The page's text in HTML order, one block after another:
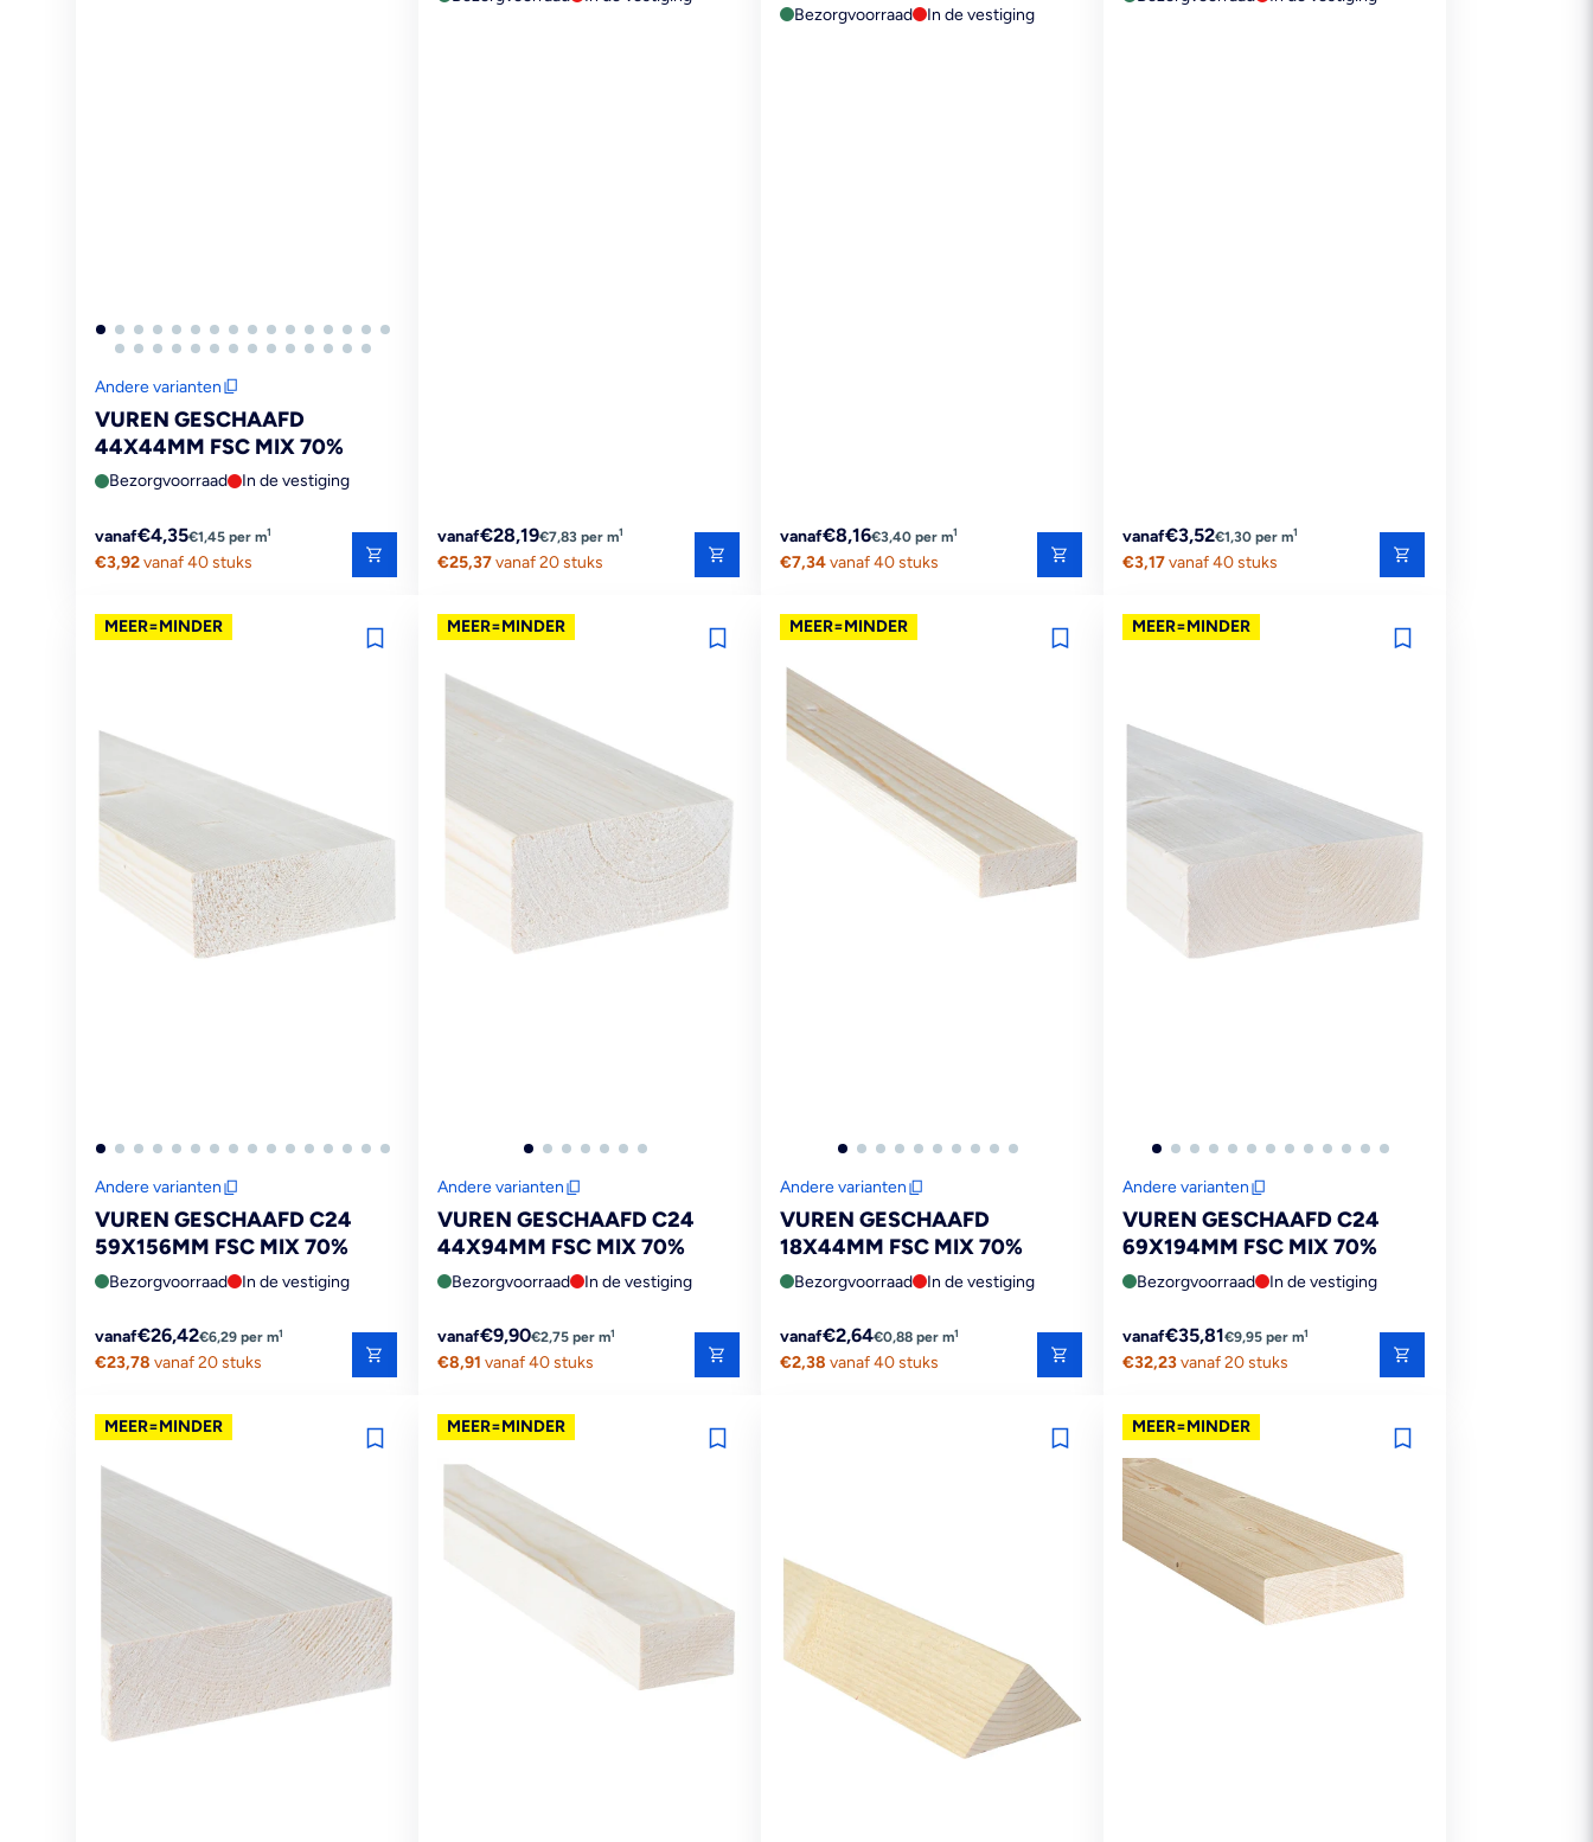
Andere varianten
VUREN GESCHAAFD
44X44MM FSC MIX 70%
Bezorgvoorraad In de vestiging
Reguliere
prijs
vanaf€4,35€1,45 per m1
€3,92vanaf 40 stuks
Reguliere
prijs
vanaf€28,19€7,83 per m1
€25,37vanaf 20 stuks
44X69MM FSC MIX 70%
Bezorgvoorraad In de vestiging
Reguliere
prijs
vanaf€8,16€3,40 per m1
€7,34vanaf 40 stuks
Reguliere
prijs
vanaf€3,52€1,30 per m1
€3,17vanaf 40 stuks
MEER=MINDER
Andere varianten
VUREN GESCHAAFD C24
59X156MM FSC MIX 70%
Bezorgvoorraad In de vestiging
Reguliere
prijs
vanaf€26,42€6,29 per m1
€23,78 vanaf 20 stuks
MEER=MINDER
Andere varianten
VUREN GESCHAAFD C24
44X94MM FSC MIX 70%
Bezorgvoorraad In de vestiging
Reguliere
prijs
vanaf€9,90€2,75 per m1
€8,91 vanaf 40 stuks
MEER=MINDER
Andere varianten
VUREN GESCHAAFD
18X44MM FSC MIX 70%
Bezorgvoorraad In de vestiging
Reguliere
prijs
vanaf€2,64€0,88 per m1
€2,38 vanaf 40 stuks
MEER=MINDER
Andere varianten
VUREN GESCHAAFD C24
69X194MM FSC MIX 70%
Bezorgvoorraad In de vestiging
Reguliere
prijs
vanaf€35,81€9,95 per m1
€32,23vanaf 20 stuks
MEER=MINDER MEER=MINDER MEER=MINDER